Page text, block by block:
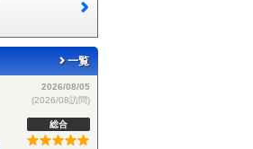
一覧
2026/08/05
(2026/08訪問)
総合